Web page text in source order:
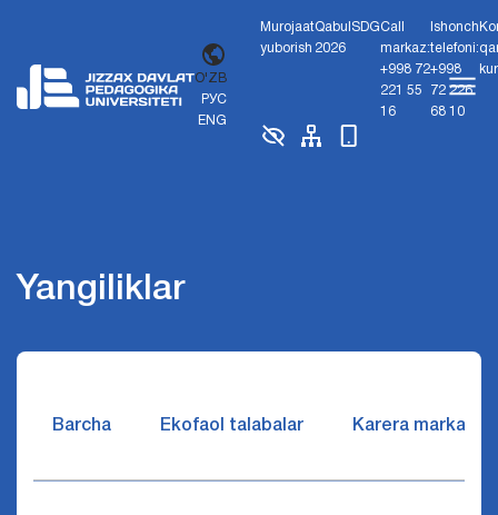
O'ZB
РУС
ENG
Murojaat
yuborish
Qabul
2026
SDGCall
markaz:
+998 72
221 55
16
Ishonch
telefoni:
+998
72 226
68 10
Yangiliklar
Barcha Ekofaol talabalar Karera markazi